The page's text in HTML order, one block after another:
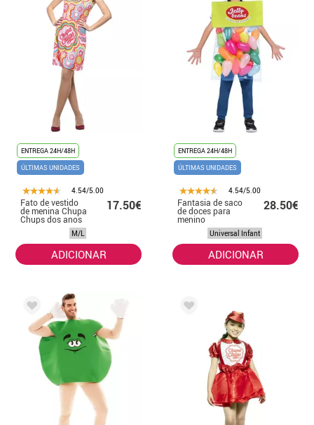
ENTREGA 24H/48H
ÚLTIMAS UNIDADES
4.54/5.00
Fato de vestido
de menina Chupa
Chups dos anos
60 para mulher
17.50€
M/L
ADICIONAR
ENTREGA 24H/48H
ÚLTIMAS UNIDADES
4.54/5.00
Fantasia de saco
de doces para
menino
28.50€
Universal Infant
ADICIONAR